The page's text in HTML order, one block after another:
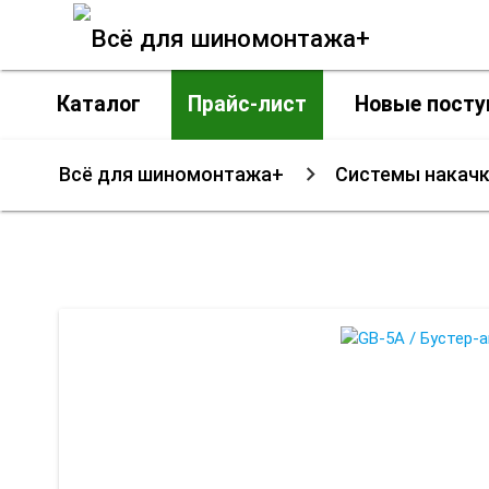
Каталог
Прайс-лист Новые
Всё для шиномонтажа+ Системы